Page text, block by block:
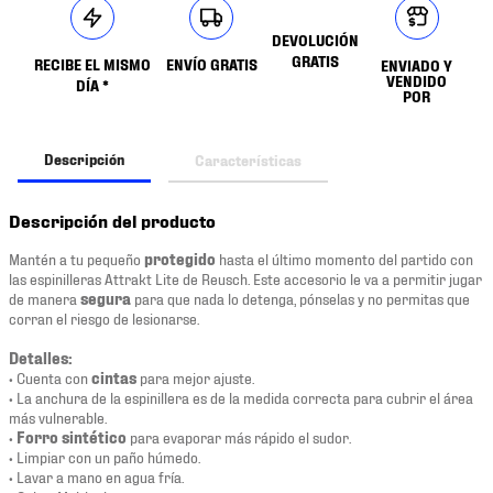
RECIBE EL MISMO
DÍA *
ENVÍO GRATIS
DEVOLUCIÓN
GRATIS
ENVIADO Y
VENDIDO
POR
Descripción Características
Descripción del producto
Mantén a tu pequeño protegido hasta el último momento del partido con
las espinilleras Attrakt Lite de Reusch. Este accesorio le va a permitir jugar
de manera segura para que nada lo detenga, pónselas y no permitas que
corran el riesgo de lesionarse.
Detalles:
• Cuenta concintas para mejor ajuste.
• La anchura de la espinillera es de la medida correcta para cubrir el área
más vulnerable.
• Forro sintético para evaporar más rápido el sudor.
• Limpiar con un paño húmedo.
• Lavar a mano en agua fría.